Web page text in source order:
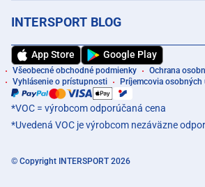
INTERSPORT BLOG
App Store Google Play
Všeobecné obchodné podmienky Ochrana
Vyhlásenie o prístupnosti
Príjemcovia osobných
*VOC = výrobcom odporúčaná cena
*Uvedená VOC je výrobcom nezáväzne
© Copyright INTERSPORT 2026